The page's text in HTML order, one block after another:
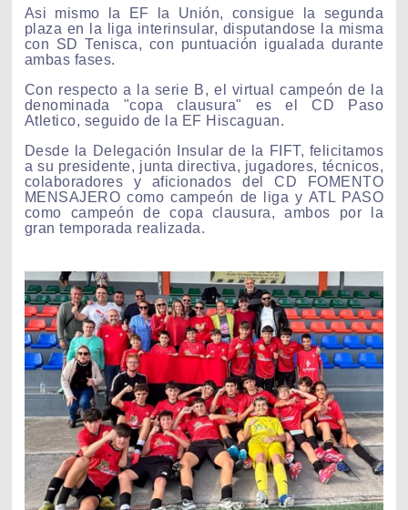
Asi mismo la EF la Unión, consigue la segunda
plaza en la liga interinsular, disputandose la misma
con SD Tenisca, con puntuación igualada durante
ambas fases.
Con respecto a la serie B, el virtual campeón de la
denominada "copa clausura" es el CD Paso
Atletico, seguido de la EF Hiscaguan.
Desde la Delegación Insular de la FIFT, felicitamos
a su presidente, junta directiva, jugadores, técnicos,
colaboradores y aficionados del CD FOMENTO
MENSAJERO como campeón de liga y ATL PASO
como campeón de copa clausura, ambos por la
gran temporada realizada.